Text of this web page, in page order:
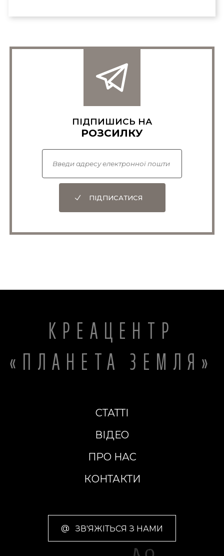
ПІДПИШИСЬ НА
РОЗСИЛКУ
ПІДПИСАТИСЯ
КРЕАЦЕНТР
«ПЛАНЕТА ЗЕМЛЯ»
СТАТТІ
ВІДЕО
ПРО НАС
КОНТАКТИ
@ ЗВ'ЯЖІТЬСЯ З НАМИ